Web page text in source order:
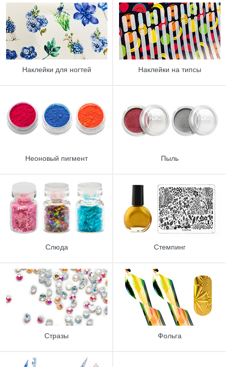
Наклейки для ногтей Наклейки на типсы
Неоновый пигмент Пыль
Слюда Стемпинг
Стразы Фольга